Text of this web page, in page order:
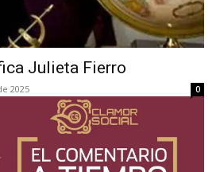
Julieta Fierro
2025 0